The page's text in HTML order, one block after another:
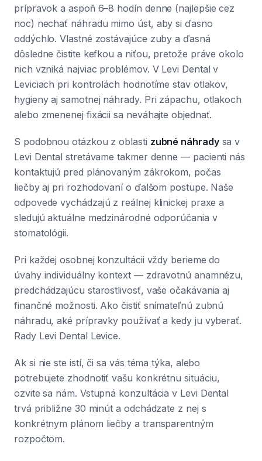
prípravok a aspoň 6–8 hodín denne (najlepšie cez
noc) nechať náhradu mimo úst, aby si ďasno
oddýchlo. Vlastné zostávajúce zuby a ďasná
dôsledne čistite kefkou a niťou, pretože práve okolo
nich vzniká najviac problémov. V Levi Dental v
Leviciach pri kontrolách hodnotíme stav otlakov,
hygieny aj samotnej náhrady. Pri zápachu, otlakoch
alebo zmenenej fixácii sa neváhajte objednať.
S podobnou otázkou z oblasti zubné náhradysa v
Levi Dental stretávame takmer denne — pacienti nás
kontaktujú pred plánovaným zákrokom, počas
liečby aj pri rozhodovaní o ďalšom postupe. Naše
odpovede vychádzajú z reálnej klinickej praxe a
sledujú aktuálne medzinárodné odporúčania v
stomatológii.
Pri každej osobnej konzultácii vždy berieme do
úvahy individuálny kontext — zdravotnú anamnézu,
predchádzajúcu starostlivosť, vaše očakávania aj
finančné možnosti. Ako čistiť snímateľnú zubnú
náhradu, aké prípravky používať a kedy ju vyberať.
Rady Levi Dental Levice.
Ak si nie ste istí, či sa vás téma týka, alebo
potrebujete zhodnotiť vašu konkrétnu situáciu,
ozvite sa nám. Vstupná konzultácia v Levi Dental
trvá približne 30 minút a odchádzate z nej s
konkrétnym plánom liečby a transparentným
rozpočtom.